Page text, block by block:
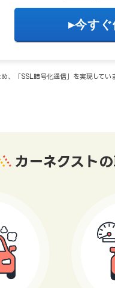
、「SSL暗号化通信」を実現して
カーネクスト